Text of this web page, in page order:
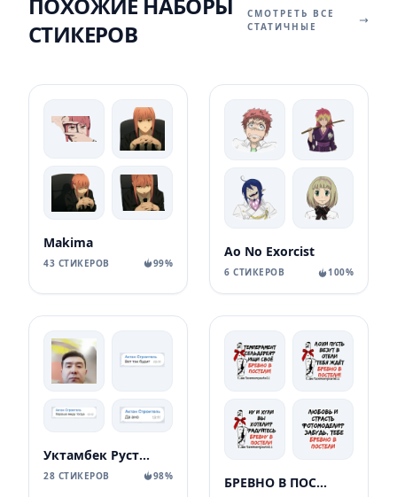
СТИКЕРОВ
СМОТРЕТЬ ВСЕ
СТАТИЧНЫЕ
Makima
43 СТИКЕРОВ 99%
Ao No Exorcist
6 СТИКЕРОВ 100%
Уктамбек Рустамбекович
28 СТИКЕРОВ 98% БРЕВНО В ПОСТЕЛИ